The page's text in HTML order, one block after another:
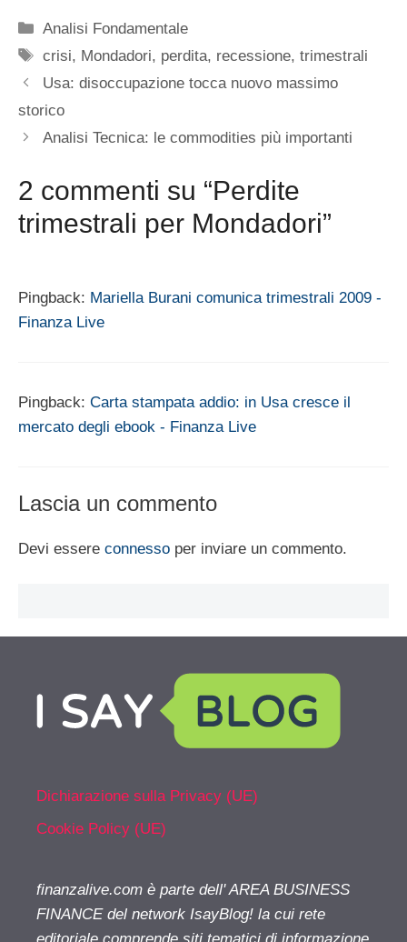
Categorie
Analisi Fondamentale
Tag
crisi, Mondadori, perdita, recessione,trimestrali
Usa: disoccupazione tocca nuovo massimo
storico
Analisi Tecnica: le commodities più importanti
2 commenti su “Perdite
trimestrali per Mondadori”
Pingback: Mariella Burani comunica trimestrali 2009 -
Finanza Live
Pingback: Carta stampata addio: in Usa cresce il
mercato degli ebook - Finanza Live
Lascia un commento
Devi essere connesso per inviare un commento.
Dichiarazione sulla Privacy (UE)
Cookie Policy (UE)
finanzalive.com è parte dell' AREA BUSINESS
FINANCE del network IsayBlog! la cui rete